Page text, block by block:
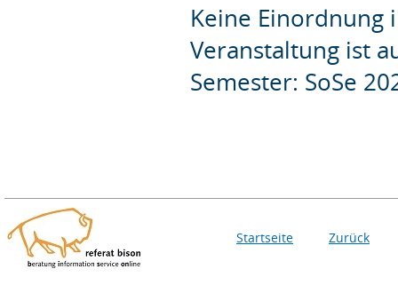
Keine Einordnung
Veranstaltung ist
Semester: SoSe
Startseite Zurück